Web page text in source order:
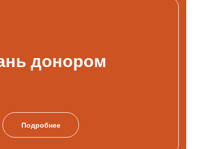
донором
Подробнее